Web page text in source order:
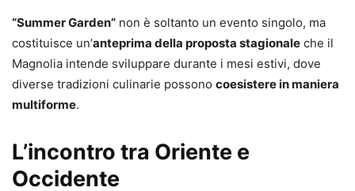
“Summer Garden” non è soltanto un evento singolo, ma
costituisce un’anteprima della proposta stagionale che il
Magnolia intende sviluppare durante i mesi estivi, dove
diverse tradizioni culinarie possono coesistere in maniera
multiforme.
L’incontro tra Oriente e
Occidente